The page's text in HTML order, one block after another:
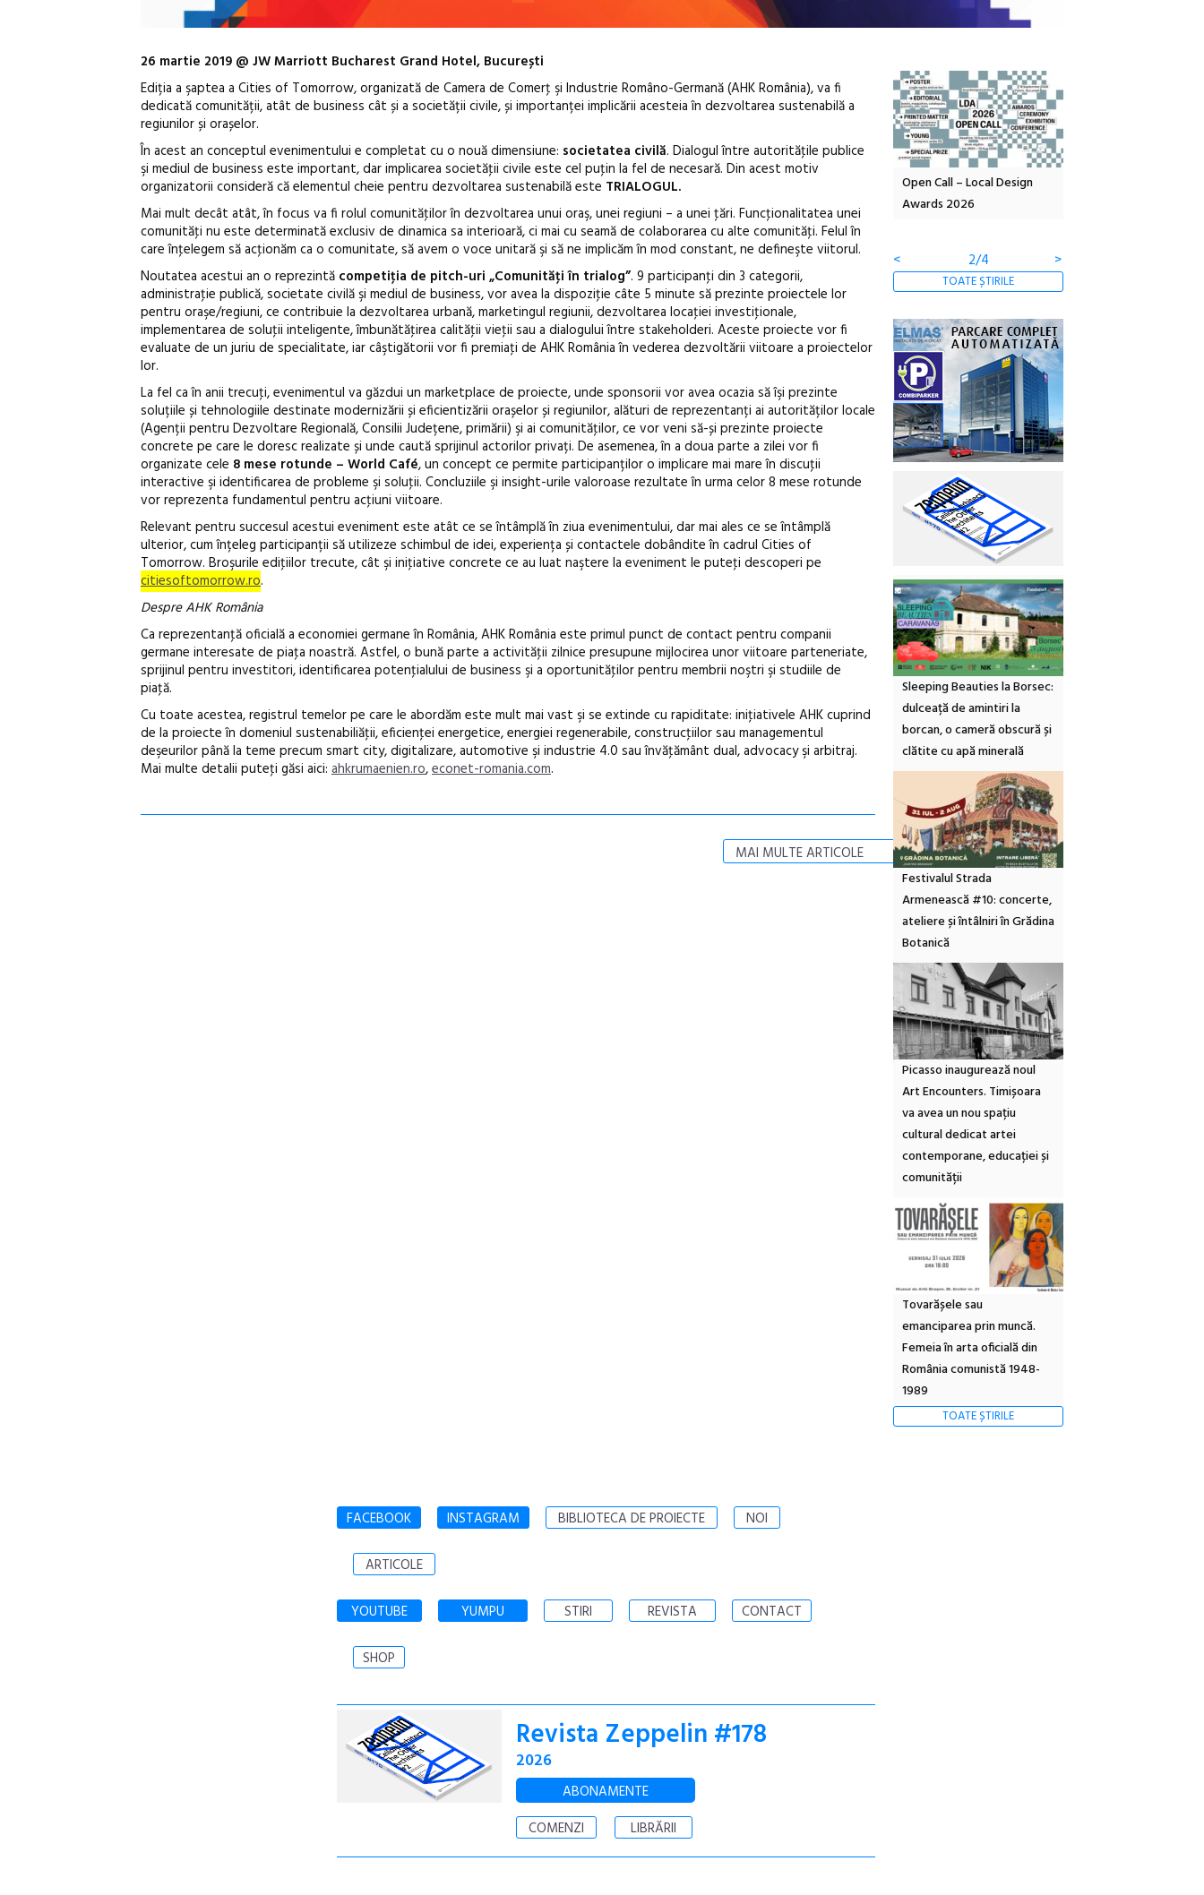
26 martie 2019 @ JW Marriott Bucharest Grand Hotel, București
Ediția a şaptea a Cities of Tomorrow, organizată de Camera de Comerţ şi Industrie Româno-Germană (AHK România), va fi
dedicată comunității, atât de business cât și a societății civile, și importanței implicării acesteia în dezvoltarea sustenabilă a
regiunilor și orașelor.
În acest an conceptul evenimentului e completat cu o nouă dimensiune: societatea civilă. Dialogul între autorităţile publice
şi mediul de business este important, dar implicarea societăţii civile este cel puţin la fel de necesară. Din acest motiv
organizatorii consideră că elementul cheie pentru dezvoltarea sustenabilă este TRIALOGUL.
Mai mult decât atât, în focus va fi rolul comunităţilor în dezvoltarea unui oraş, unei regiuni – a unei ţări. Funcţionalitatea unei
comunităţi nu este determinată exclusiv de dinamica sa interioară, ci mai cu seamă de colaborarea cu alte comunităţi. Felul în
care înţelegem să acţionăm ca o comunitate, să avem o voce unitară şi să ne implicăm în mod constant, ne defineşte viitorul.
Noutatea acestui an o reprezintă competiţia de pitch-uri „Comunităţi în trialog”. 9 participanţi din 3 categorii,
administraţie publică, societate civilă şi mediul de business, vor avea la dispoziţie câte 5 minute să prezinte proiectele lor
pentru oraşe/regiuni, ce contribuie la dezvoltarea urbană, marketingul regiunii, dezvoltarea locaţiei investiţionale,
implementarea de soluţii inteligente, îmbunătăţirea calităţii vieţii sau a dialogului între stakeholderi. Aceste proiecte vor fi
evaluate de un juriu de specialitate, iar câştigătorii vor fi premiaţi de AHK România în vederea dezvoltării viitoare a proiectelor
lor.
La fel ca în anii trecuţi, evenimentul va găzdui un marketplace de proiecte, unde sponsorii vor avea ocazia să îşi prezinte
soluțiile și tehnologiile destinate modernizării și eficientizării orașelor și regiunilor, alături de reprezentanți ai autorităților locale
(Agenții pentru Dezvoltare Regională, Consilii Județene, primării) şi ai comunităţilor, ce vor veni să-și prezinte proiecte
concrete pe care le doresc realizate și unde caută sprijinul actorilor privați. De asemenea, în a doua parte a zilei vor fi
organizate cele 8 mese rotunde – World Café, un concept ce permite participanților o implicare mai mare în discuţii
interactive şi identificarea de probleme şi soluţii. Concluziile şi insight-urile valoroase rezultate în urma celor 8 mese rotunde
vor reprezenta fundamentul pentru acţiuni viitoare.
Relevant pentru succesul acestui eveniment este atât ce se întâmplă în ziua evenimentului, dar mai ales ce se întâmplă
ulterior, cum înțeleg participanții să utilizeze schimbul de idei, experiența și contactele dobândite în cadrul Cities of
Tomorrow. Broşurile ediţiilor trecute, cât şi iniţiative concrete ce au luat naştere la eveniment le puteţi descoperi pe
citiesoftomorrow.ro.
Despre AHK România
Ca reprezentanţă oficială a economiei germane în România, AHK România este primul punct de contact pentru companii
germane interesate de piaţa noastră. Astfel, o bună parte a activităţii zilnice presupune mijlocirea unor viitoare parteneriate,
sprijinul pentru investitori, identificarea potenţialului de business şi a oportunităţilor pentru membrii noştri şi studiile de
piaţă.
Cu toate acestea, registrul temelor pe care le abordăm este mult mai vast şi se extinde cu rapiditate: iniţiativele AHK cuprind
de la proiecte în domeniul sustenabiliăţii, eficienţei energetice, energiei regenerabile, construcţiilor sau managementul
deşeurilor până la teme precum smart city, digitalizare, automotive şi industrie 4.0 sau învăţământ dual, advocacy şi arbitraj.
Mai multe detalii puteţi găsi aici: ahkrumaenien.ro,econet-romania.com.
MAI MULTE ARTICOLE
de poezie și co-creație
Open Call – Local Design
Awards 2026
<
2/4 >
TOATE ȘTIRILE
Sleeping Beauties la Borsec:
dulceață de amintiri la
borcan, o cameră obscură și
clătite cu apă minerală
Festivalul Strada
Armenească #10: concerte,
ateliere și întâlniri în Grădina
Botanică
Picasso inaugurează noul
Art Encounters. Timișoara
va avea un nou spațiu
cultural dedicat artei
contemporane, educației și
comunității
Tovarășele sau
emanciparea prin muncă.
Femeia în arta oficială din
România comunistă 1948-
1989
TOATE ȘTIRILE
FACEBOOK INSTAGRAM BIBLIOTECA DE PROIECTE NOI
ARTICOLE
YOUTUBE YUMPU STIRI REVISTA CONTACT
SHOP
Revista Zeppelin #178
2026
ABONAMENTE
COMENZI
LIBRĂRII